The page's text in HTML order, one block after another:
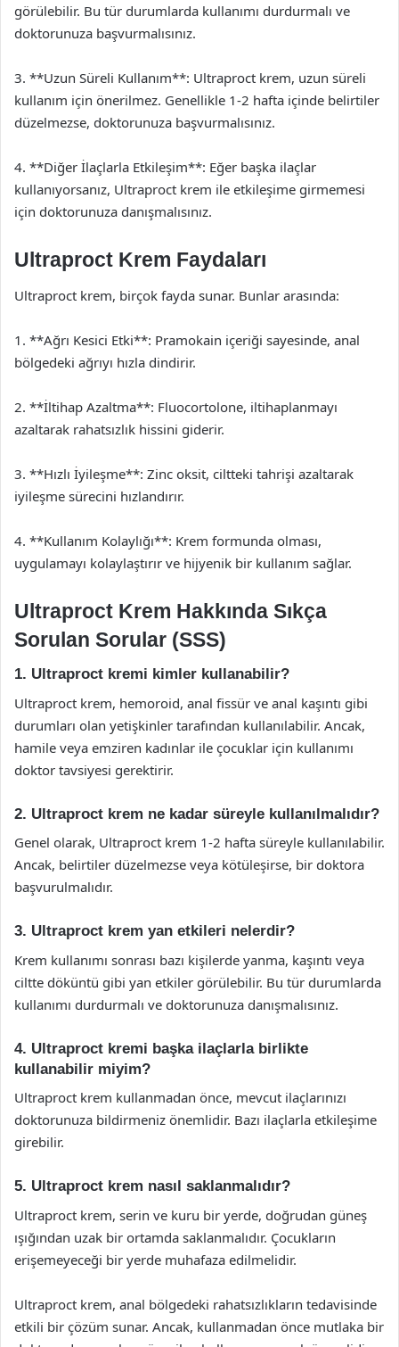
görülebilir. Bu tür durumlarda kullanımı durdurmalı ve
doktorunuza başvurmalısınız.
3. **Uzun Süreli Kullanım**: Ultraproct krem, uzun süreli
kullanım için önerilmez. Genellikle 1-2 hafta içinde belirtiler
düzelmezse, doktorunuza başvurmalısınız.
4. **Diğer İlaçlarla Etkileşim**: Eğer başka ilaçlar
kullanıyorsanız, Ultraproct krem ile etkileşime girmemesi
için doktorunuza danışmalısınız.
Ultraproct Krem Faydaları
Ultraproct krem, birçok fayda sunar. Bunlar arasında:
1. **Ağrı Kesici Etki**: Pramokain içeriği sayesinde, anal
bölgedeki ağrıyı hızla dindirir.
2. **İltihap Azaltma**: Fluocortolone, iltihaplanmayı
azaltarak rahatsızlık hissini giderir.
3. **Hızlı İyileşme**: Zinc oksit, ciltteki tahrişi azaltarak
iyileşme sürecini hızlandırır.
4. **Kullanım Kolaylığı**: Krem formunda olması,
uygulamayı kolaylaştırır ve hijyenik bir kullanım sağlar.
Ultraproct Krem Hakkında Sıkça
Sorulan Sorular (SSS)
1. Ultraproct kremi kimler kullanabilir?
Ultraproct krem, hemoroid, anal fissür ve anal kaşıntı gibi
durumları olan yetişkinler tarafından kullanılabilir. Ancak,
hamile veya emziren kadınlar ile çocuklar için kullanımı
doktor tavsiyesi gerektirir.
2. Ultraproct krem ne kadar süreyle kullanılmalıdır?
Genel olarak, Ultraproct krem 1-2 hafta süreyle kullanılabilir.
Ancak, belirtiler düzelmezse veya kötüleşirse, bir doktora
başvurulmalıdır.
3. Ultraproct krem yan etkileri nelerdir?
Krem kullanımı sonrası bazı kişilerde yanma, kaşıntı veya
ciltte döküntü gibi yan etkiler görülebilir. Bu tür durumlarda
kullanımı durdurmalı ve doktorunuza danışmalısınız.
4. Ultraproct kremi başka ilaçlarla birlikte
kullanabilir miyim?
Ultraproct krem kullanmadan önce, mevcut ilaçlarınızı
doktorunuza bildirmeniz önemlidir. Bazı ilaçlarla etkileşime
girebilir.
5. Ultraproct krem nasıl saklanmalıdır?
Ultraproct krem, serin ve kuru bir yerde, doğrudan güneş
ışığından uzak bir ortamda saklanmalıdır. Çocukların
erişemeyeceği bir yerde muhafaza edilmelidir.
Ultraproct krem, anal bölgedeki rahatsızlıkların tedavisinde
etkili bir çözüm sunar. Ancak, kullanmadan önce mutlaka bir